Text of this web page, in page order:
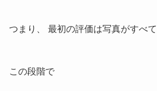
つまり、 最初の評価は写真がすべて
この段階で